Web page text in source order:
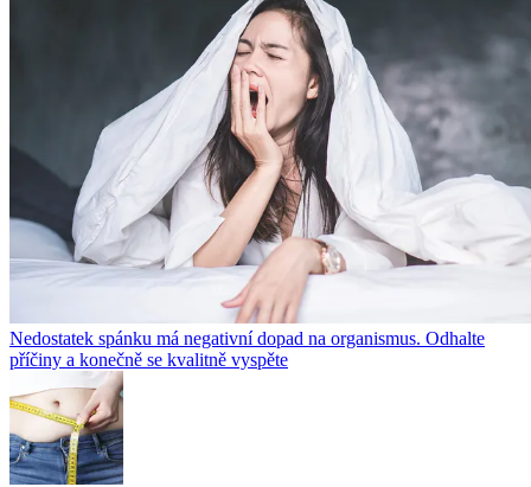
Nedostatek spánku má negativní dopad na organismus. Odhalte
příčiny a konečně se kvalitně vyspěte